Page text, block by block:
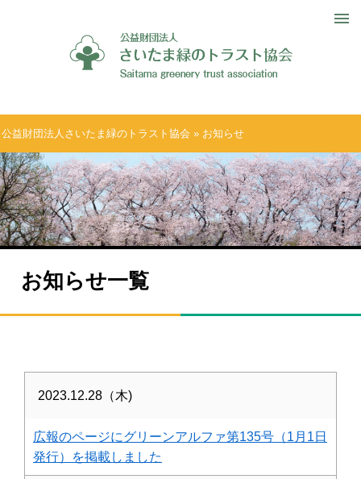
公益財団法人さいたま緑のトラスト協会 » お知らせ
お知らせ一覧
2023.12.28（木)
広報のページにグリーンアルファ第135号（1月1日
発行）を掲載しました